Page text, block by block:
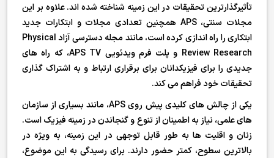
تأثیرگذارترین تحقیقات در این زمینه شناخته شده اند. علاوه بر این
مجلات سنتی، APS همچنین تعدادی مجلات و ابتکارات جدید
ابتکاری را راه اندازی کرده است، مانند مجله دسترسی آزاد Physical
Review Research و پلت فرم ویدئویی APS TV، که راه های
جدیدی را برای فیزیکدانان برای برقراری ارتباط و به اشتراک گذاری
تحقیقات خود فراهم می کند.
یکی از چالش های کلیدی پیش روی APS، مانند بسیاری از سازمان
های علمی، نیاز به اطمینان از تنوع و گنجاندن در زمینه فیزیک است.
زنان و اقلیت ها به طور قابل توجهی در این زمینه، به ویژه در
بالاترین سطوح، کمتر حضور دارند. برای رسیدگی به این موضوع،